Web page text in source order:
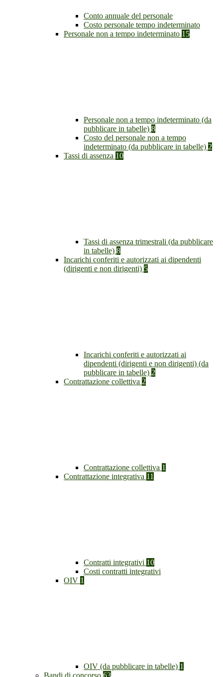
Conto annuale del personale
Costo personale tempo indeterminato
Personale non a tempo indeterminato 15
Personale non a tempo indeterminato (da
pubblicare in tabelle) 8
Costo del personale non a tempo
indeterminato (da pubblicare in tabelle) 2
Tassi di assenza 10
Tassi di assenza trimestrali (da pubblicare
in tabelle) 8
Incarichi conferiti e autorizzati ai dipendenti
(dirigenti e non dirigenti) 5
Incarichi conferiti e autorizzati ai
dipendenti (dirigenti e non dirigenti) (da
pubblicare in tabelle) 2
Contrattazione collettiva 2
Contrattazione collettiva 1
Contrattazione integrativa 11
Contratti integrativi 10
Costi contratti integrativi
OIV 1
OIV (da pubblicare in tabelle) 1